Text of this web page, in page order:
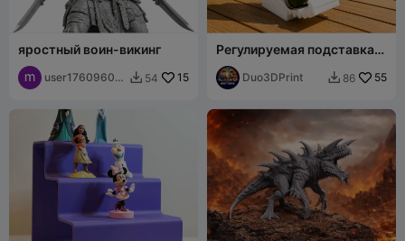
яростный воин-викинг
user17609600
 54 15
Регулируемая подставка
для телефона –
минималистичный и
устойчивый настольный
держатель
Duo3DPrint  86 55